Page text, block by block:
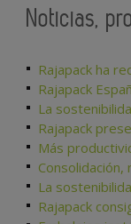
Noticias,
Rajapack ha
Rajapack
La
Rajapack
Más
La
Rajapack